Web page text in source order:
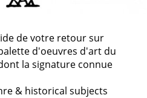
de votre retour sur
d'oeuvres d'art du
la signature connue
& historical subjects